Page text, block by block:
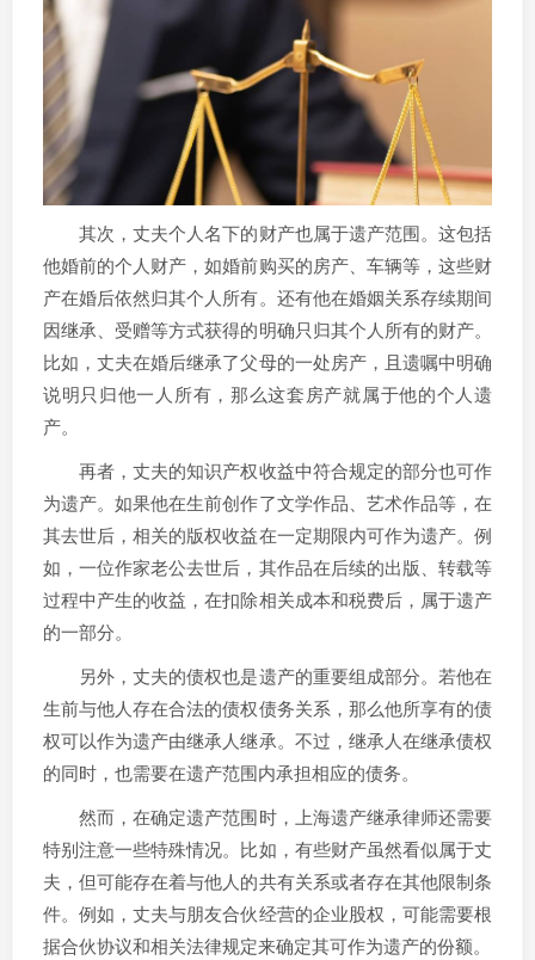
其次，丈夫个人名下的财产也属于遗产范围。这包括
他婚前的个人财产，如婚前购买的房产、车辆等，这些财
产在婚后依然归其个人所有。还有他在婚姻关系存续期间
因继承、受赠等方式获得的明确只归其个人所有的财产。
比如，丈夫在婚后继承了父母的一处房产，且遗嘱中明确
说明只归他一人所有，那么这套房产就属于他的个人遗
产。
再者，丈夫的知识产权收益中符合规定的部分也可作
为遗产。如果他在生前创作了文学作品、艺术作品等，在
其去世后，相关的版权收益在一定期限内可作为遗产。例
如，一位作家老公去世后，其作品在后续的出版、转载等
过程中产生的收益，在扣除相关成本和税费后，属于遗产
的一部分。
另外，丈夫的债权也是遗产的重要组成部分。若他在
生前与他人存在合法的债权债务关系，那么他所享有的债
权可以作为遗产由继承人继承。不过，继承人在继承债权
的同时，也需要在遗产范围内承担相应的债务。
然而，在确定遗产范围时，上海遗产继承律师还需要
特别注意一些特殊情况。比如，有些财产虽然看似属于丈
夫，但可能存在着与他人的共有关系或者存在其他限制条
件。例如，丈夫与朋友合伙经营的企业股权，可能需要根
据合伙协议和相关法律规定来确定其可作为遗产的份额。